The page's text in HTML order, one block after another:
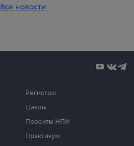
Все новости
Циклы
Проекты НПИ
Практикум
Регистры